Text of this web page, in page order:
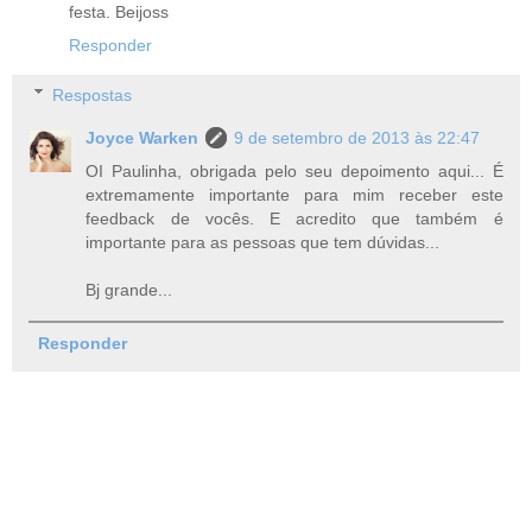
festa. Beijoss
Responder
Respostas
Joyce Warken
9 de setembro de 2013 às 22:47
OI Paulinha, obrigada pelo seu depoimento aqui... É
extremamente importante para mim receber este
feedback de vocês. E acredito que também é
importante para as pessoas que tem dúvidas...
Bj grande...
Responder